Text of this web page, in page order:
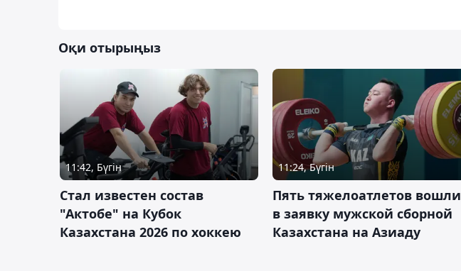
Оқи отырыңыз
11:42, Бүгін
Стал известен состав
"Актобе" на Кубок
Казахстана 2026 по хоккею
11:24, Бүгін
Пять тяжелоатлетов вошли
в заявку мужской сборной
Казахстана на Азиаду